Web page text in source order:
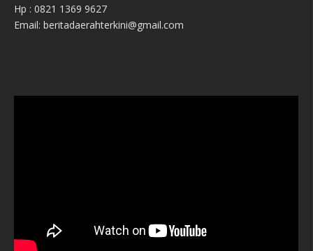
Hp : 0821 1369 9627
Email: beritadaerahterkini@gmail.com